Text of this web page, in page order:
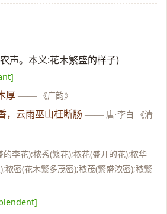
声。本义:花木繁盛的样子)
厚 —— 《广韵》
，云雨巫山枉断肠 —— 唐·李白 《清
的李花);秾秀(繁花);秾花(盛开的花);秾华
秾密(花木繁多茂密);秾茂(繁盛浓密);秾繁